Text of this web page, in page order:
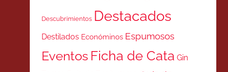
Descubrimientos Destacados
Destilados Económinos Espumosos
Eventos Ficha de Cata Gin